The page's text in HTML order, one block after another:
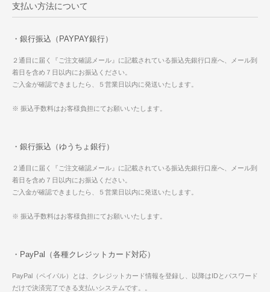
支払い方法について
・銀行振込（PAYPAY銀行）
２通目に届く『ご注文確認メール』に記載されている振込先銀行口座へ、メール到
着日を含め７日以内にお振込ください。
ご入金が確認できましたら、５営業日以内に発送いたします。
※ 振込手数料はお客様負担にてお願いいたします。
・銀行振込（ゆうちょ銀行）
２通目に届く『ご注文確認メール』に記載されている振込先銀行口座へ、メール到
着日を含め７日以内にお振込ください。
ご入金が確認できましたら、５営業日以内に発送いたします。
※ 振込手数料はお客様負担にてお願いいたします。
・PayPal（各種クレジットカード対応）
PayPal（ペイパル）とは、クレジットカード情報を登録し、以降はIDとパスワード
だけで決済完了できる支払いシステムです。。